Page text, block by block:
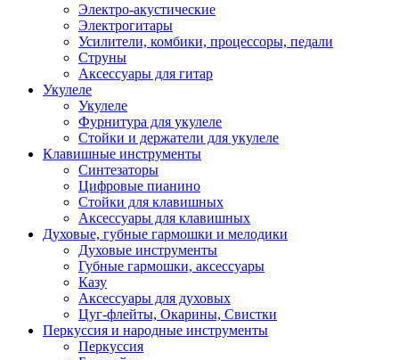
Электро-акустические
Электрогитары
Усилители, комбики, процессоры, педали
Струны
Аксессуары для гитар
Укулеле
Укулеле
Фурнитура для укулеле
Стойки и держатели для укулеле
Клавишные инструменты
Синтезаторы
Цифровые пианино
Стойки для клавишных
Аксессуары для клавишных
Духовые, губные гармошки и мелодики
Духовые инструменты
Губные гармошки, аксессуары
Казу
Аксессуары для духовых
Цуг-флейты, Окарины, Свистки
Перкуссия и народные инструменты
Перкуссия